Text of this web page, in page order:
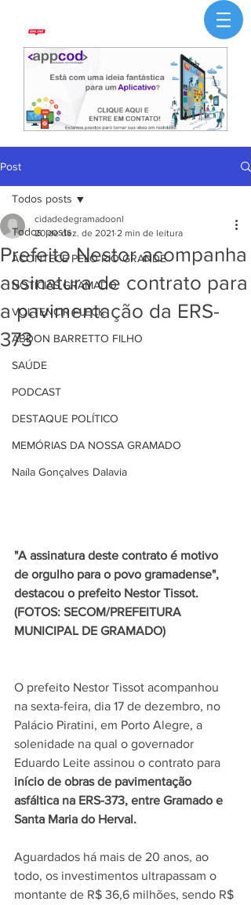
Post
Todos posts
ACONTECE PELO RIO GRANDE
NOTÍCIAS GRAMADO
VOLTENCIR FLECK
ABDON BARRETTO FILHO
SAÚDE
PODCAST
DESTAQUE POLÍTICO
MEMÓRIAS DA NOSSA GRAMADO
Naíla Gonçalves Dalavia
Todos posts
Prefeito Nestor acompanha
assinatura de contrato para
a pavimentação da ERS-
373
cidadedegramadoonl
20 de dez. de 2021 2 min de leitura
"A assinatura deste contrato é motivo
de orgulho para o povo gramadense",
destacou o prefeito Nestor Tissot.
(FOTOS: SECOM/PREFEITURA
MUNICIPAL DE GRAMADO)
O prefeito Nestor Tissot acompanhou
na sexta-feira, dia 17 de dezembro, no
Palácio Piratini, em Porto Alegre, a
solenidade na qual o governador
Eduardo Leite assinou o contrato para
início de obras de pavimentação
asfáltica na ERS-373, entre Gramado e
Santa Maria do Herval.
Aguardados há mais de 20 anos, ao
todo, os investimentos ultrapassam o
montante de R$ 36,6 milhões, sendo R$